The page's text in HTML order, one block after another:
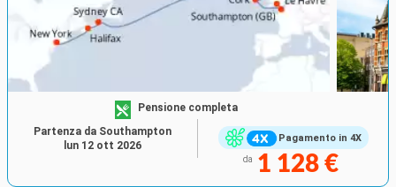
Pagamento in 4X
Pensione completa
da 1 128 €
Partenza da Southampton
lun 12 ott 2026